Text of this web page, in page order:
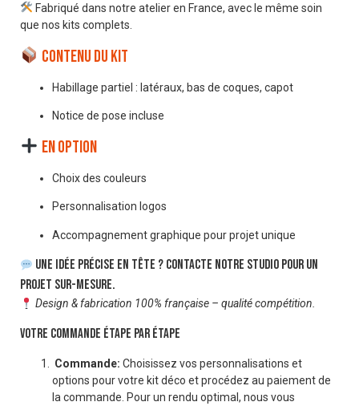
Fabriqué dans notre atelier en France, avec le même soin
que nos kits complets.
Contenu du kit
Habillage partiel : latéraux, bas de coques, capot
Notice de pose incluse
En option
Choix des couleurs
Personnalisation logos
Accompagnement graphique pour projet unique
Une idée précise en tête ? Contacte notre studio pour un
projet sur-mesure.
Design & fabrication 100% française – qualité compétition.
VOTRE COMMANDE ÉTAPE PAR ÉTAPE
Commande: Choisissez vos personnalisations et
options pour votre kit déco et procédez au paiement de
la commande. Pour un rendu optimal, nous vous